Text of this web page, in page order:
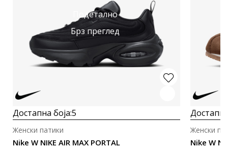
Подетално
Брз преглед
Достапна боја:5
Nike W NIKE AIR MAX PORTAL
Женски патики
Nike W
Женски